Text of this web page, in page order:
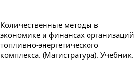
Количественные методы в
экономике и финансах организаций
топливно-энергетического
комплекса. (Магистратура). Учебник.